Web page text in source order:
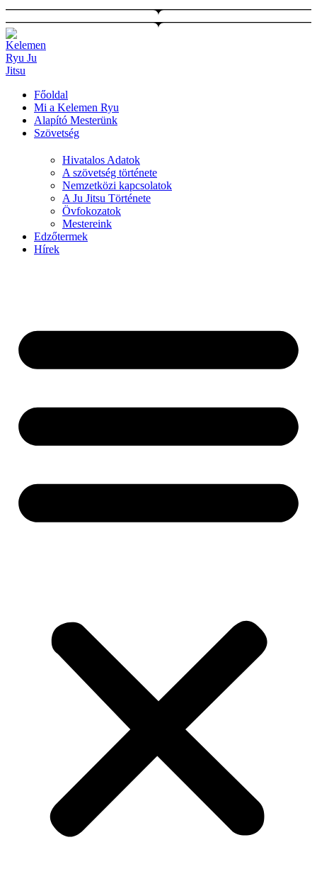
Ugrás
a
tartalomhoz
Főoldal
Mi a Kelemen Ryu
Alapító Mesterünk
Szövetség
Hivatalos Adatok
A szövetség története
Nemzetközi kapcsolatok
A Ju Jitsu Története
Övfokozatok
Mestereink
Edzőtermek
Hírek